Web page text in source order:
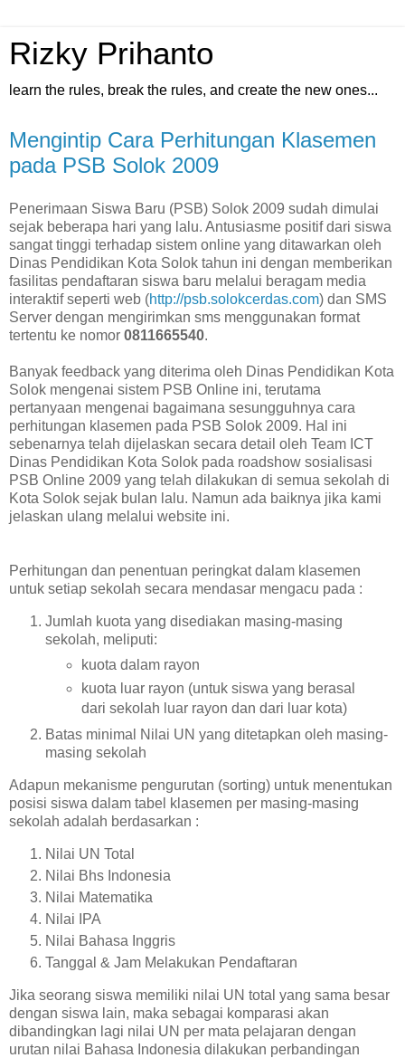
Rizky Prihanto
learn the rules, break the rules, and create the new ones...
Mengintip Cara Perhitungan Klasemen
pada PSB Solok 2009
Penerimaan Siswa Baru (PSB) Solok 2009 sudah dimulai
sejak beberapa hari yang lalu. Antusiasme positif dari siswa
sangat tinggi terhadap sistem online yang ditawarkan oleh
Dinas Pendidikan Kota Solok tahun ini dengan memberikan
fasilitas pendaftaran siswa baru melalui beragam media
interaktif seperti web (http://psb.solokcerdas.com) dan SMS
Server dengan mengirimkan sms menggunakan format
tertentu ke nomor 0811665540.
Banyak feedback yang diterima oleh Dinas Pendidikan Kota
Solok mengenai sistem PSB Online ini, terutama
pertanyaan mengenai bagaimana sesungguhnya cara
perhitungan klasemen pada PSB Solok 2009. Hal ini
sebenarnya telah dijelaskan secara detail oleh Team ICT
Dinas Pendidikan Kota Solok pada roadshow sosialisasi
PSB Online 2009 yang telah dilakukan di semua sekolah di
Kota Solok sejak bulan lalu. Namun ada baiknya jika kami
jelaskan ulang melalui website ini.
Perhitungan dan penentuan peringkat dalam klasemen
untuk setiap sekolah secara mendasar mengacu pada :
Jumlah kuota yang disediakan masing-masing
sekolah, meliputi:
kuota dalam rayon
kuota luar rayon (untuk siswa yang berasal
dari sekolah luar rayon dan dari luar kota)
Batas minimal Nilai UN yang ditetapkan oleh masing-
masing sekolah
Adapun mekanisme pengurutan (sorting) untuk menentukan
posisi siswa dalam tabel klasemen per masing-masing
sekolah adalah berdasarkan :
Nilai UN Total
Nilai Bhs Indonesia
Nilai Matematika
Nilai IPA
Nilai Bahasa Inggris
Tanggal & Jam Melakukan Pendaftaran
Jika seorang siswa memiliki nilai UN total yang sama besar
dengan siswa lain, maka sebagai komparasi akan
dibandingkan lagi nilai UN per mata pelajaran dengan
urutan nilai Bahasa Indonesia dilakukan perbandingan